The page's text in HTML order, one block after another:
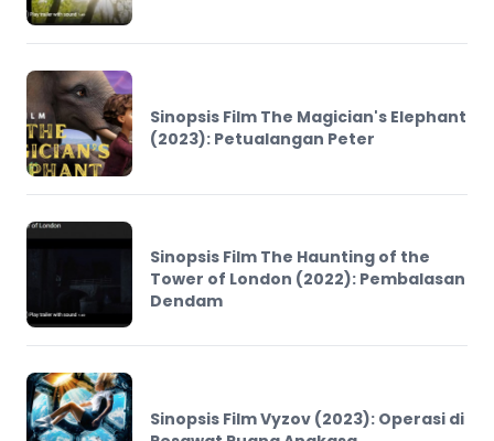
Sinopsis Film The Magician's Elephant
(2023): Petualangan Peter
Sinopsis Film The Haunting of the
Tower of London (2022): Pembalasan
Dendam
Sinopsis Film Vyzov (2023): Operasi di